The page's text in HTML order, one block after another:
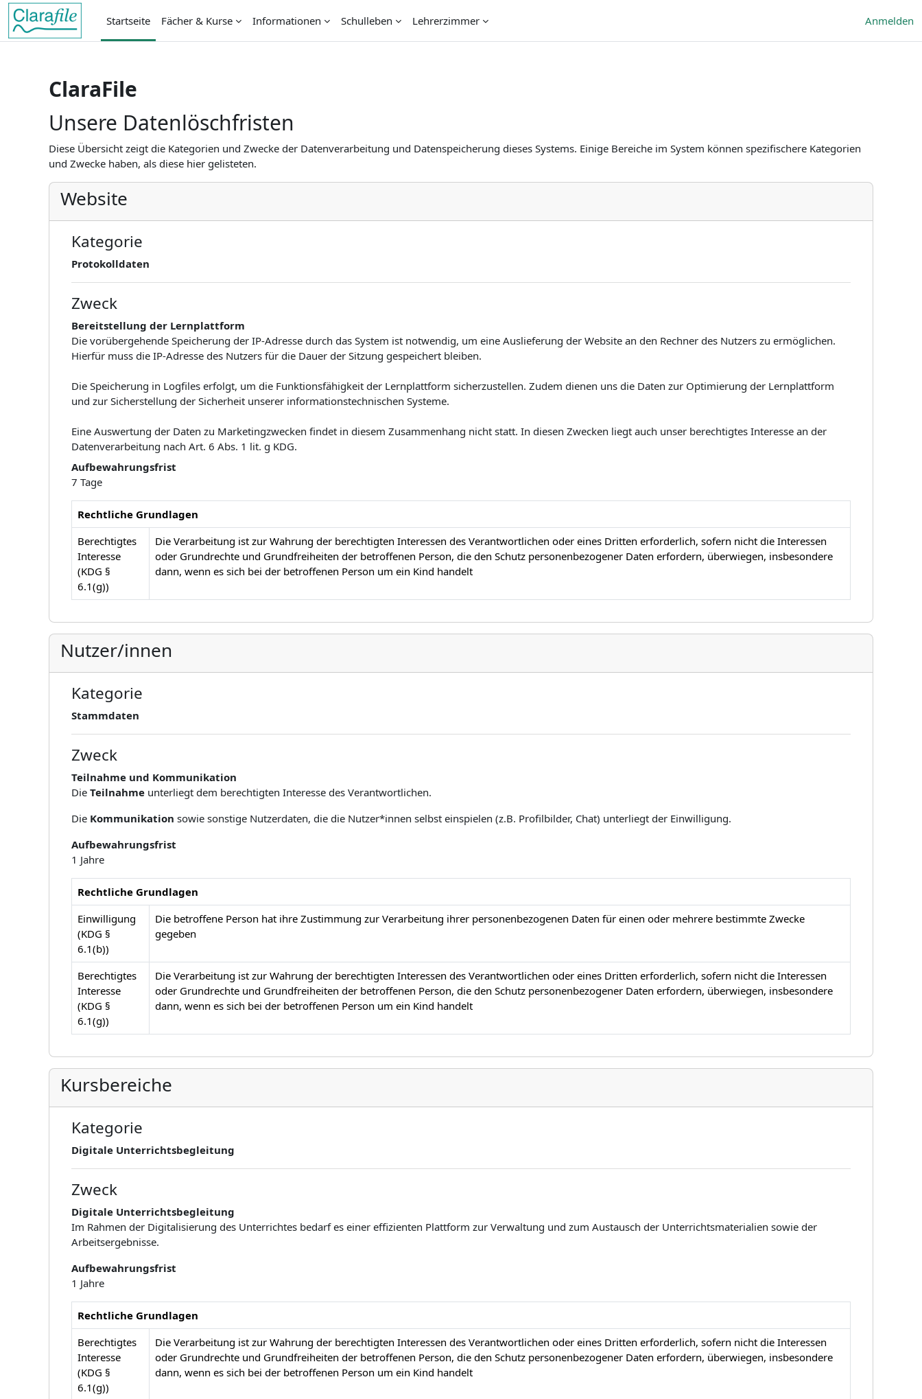
Zum Hauptinhalt
Startseite
Fächer & Kurse Informationen Schulleben Lehrerzimmer Anmelden
ClaraFile
Unsere Datenlöschfristen
Diese Übersicht zeigt die Kategorien und Zwecke der Datenverarbeitung und Datenspeicherung dieses Systems. Einige Bereiche im System können spezifischere Kategorien
und Zwecke haben, als diese hier gelisteten.
Website
Kategorie
Protokolldaten
Zweck
Bereitstellung der Lernplattform
Die vorübergehende Speicherung der IP-Adresse durch das System ist notwendig, um eine Auslieferung der Website an den Rechner des Nutzers zu ermöglichen.
Hierfür muss die IP-Adresse des Nutzers für die Dauer der Sitzung gespeichert bleiben.
Die Speicherung in Logfiles erfolgt, um die Funktionsfähigkeit der Lernplattform sicherzustellen. Zudem dienen uns die Daten zur Optimierung der Lernplattform
und zur Sicherstellung der Sicherheit unserer informationstechnischen Systeme.
Eine Auswertung der Daten zu Marketingzwecken findet in diesem Zusammenhang nicht statt. In diesen Zwecken liegt auch unser berechtigtes Interesse an der
Datenverarbeitung nach Art. 6 Abs. 1 lit. g KDG.
Aufbewahrungsfrist
7 Tage
Rechtliche Grundlagen
Berechtigtes
Interesse
(KDG §
6.1(g))
Die Verarbeitung ist zur Wahrung der berechtigten Interessen des Verantwortlichen oder eines Dritten erforderlich, sofern nicht die Interessen
oder Grundrechte und Grundfreiheiten der betroffenen Person, die den Schutz personenbezogener Daten erfordern, überwiegen, insbesondere
dann, wenn es sich bei der betroffenen Person um ein Kind handelt
Nutzer/innen
Kategorie
Stammdaten
Zweck
Teilnahme und Kommunikation
Die Teilnahme unterliegt dem berechtigten Interesse des Verantwortlichen.
Die Kommunikation sowie sonstige Nutzerdaten, die die Nutzer*innen selbst einspielen (z.B. Profilbilder, Chat) unterliegt der Einwilligung.
Aufbewahrungsfrist
1 Jahre
Rechtliche Grundlagen
Einwilligung
(KDG §
6.1(b))
Die betroffene Person hat ihre Zustimmung zur Verarbeitung ihrer personenbezogenen Daten für einen oder mehrere bestimmte Zwecke
gegeben
Berechtigtes
Interesse
(KDG §
6.1(g))
Die Verarbeitung ist zur Wahrung der berechtigten Interessen des Verantwortlichen oder eines Dritten erforderlich, sofern nicht die Interessen
oder Grundrechte und Grundfreiheiten der betroffenen Person, die den Schutz personenbezogener Daten erfordern, überwiegen, insbesondere
dann, wenn es sich bei der betroffenen Person um ein Kind handelt
Kursbereiche
Kategorie
Digitale Unterrichtsbegleitung
Zweck
Digitale Unterrichtsbegleitung
Im Rahmen der Digitalisierung des Unterrichtes bedarf es einer effizienten Plattform zur Verwaltung und zum Austausch der Unterrichtsmaterialien sowie der
Arbeitsergebnisse.
Aufbewahrungsfrist
1 Jahre
Rechtliche Grundlagen
Berechtigtes
Interesse
(KDG §
6.1(g))
Die Verarbeitung ist zur Wahrung der berechtigten Interessen des Verantwortlichen oder eines Dritten erforderlich, sofern nicht die Interessen
oder Grundrechte und Grundfreiheiten der betroffenen Person, die den Schutz personenbezogener Daten erfordern, überwiegen, insbesondere
dann, wenn es sich bei der betroffenen Person um ein Kind handelt